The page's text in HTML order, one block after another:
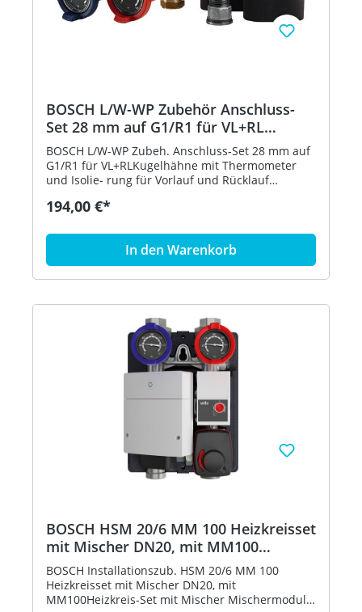
BOSCH L/W-WP Zubehör Anschluss-
Set 28 mm auf G1/R1 für VL+RL
8732962227
BOSCH L/W-WP Zubeh. Anschluss-Set 28 mm auf
G1/R1 für VL+RLKugelhähne mit Thermometer
und Isolie- rung für Vorlauf und Rücklauf
Hersteller: Bosch Thermotechnik GmbH Typ:
8732962227
194,00 €*
In den Warenkorb
BOSCH HSM 20/6 MM 100 Heizkreisset
mit Mischer DN20, mit MM100
7736601154
BOSCH Installationszub. HSM 20/6 MM 100
Heizkreisset mit Mischer DN20, mit
MM100Heizkreis-Set mit Mischer Mischermodul